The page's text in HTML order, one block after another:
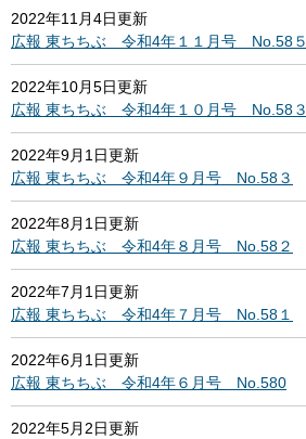
2022年11月4日更新
広報 東ちちぶ 令和4年１１月号 No.58５
2022年10月5日更新
広報 東ちちぶ 令和4年１０月号 No.58３
2022年9月1日更新
広報 東ちちぶ 令和4年９月号 No.58３
2022年8月1日更新
広報 東ちちぶ 令和4年８月号 No.58２
2022年7月1日更新
広報 東ちちぶ 令和4年７月号 No.58１
2022年6月1日更新
広報 東ちちぶ 令和4年６月号 No.580
2022年5月2日更新